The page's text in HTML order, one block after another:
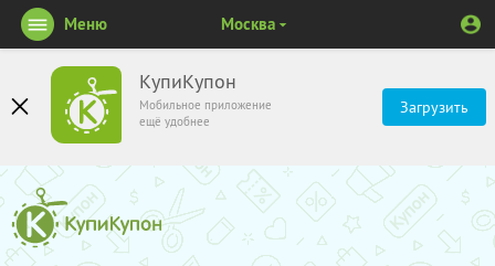
КупиКупон
Мобильное приложение
ещё удобнее
Загрузить
Меню Москва